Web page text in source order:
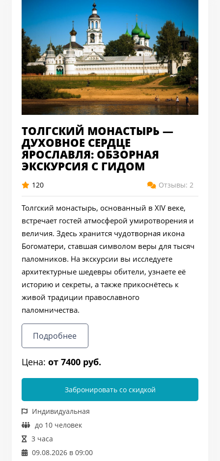
ТОЛГСКИЙ МОНАСТЫРЬ —
ДУХОВНОЕ СЕРДЦЕ
ЯРОСЛАВЛЯ: ОБЗОРНАЯ
ЭКСКУРСИЯ С ГИДОМ
120 Отзывы: 2
Толгский монастырь, основанный в XIV веке,
встречает гостей атмосферой умиротворения и
величия. Здесь хранится чудотворная икона
Богоматери, ставшая символом веры для тысяч
паломников. На экскурсии вы исследуете
архитектурные шедевры обители, узнаете её
историю и секреты, а также прикоснётесь к
живой традиции православного
паломничества.
Подробнее
Цена: от 7400 руб.
Забронировать со скидкой
Индивидуальная
до 10 человек
3 часа
09.08.2026 в 09:00